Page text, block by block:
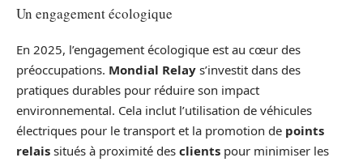
Un engagement écologique
En 2025, l’engagement écologique est au cœur des
préoccupations. Mondial Relay s’investit dans des
pratiques durables pour réduire son impact
environnemental. Cela inclut l’utilisation de véhicules
électriques pour le transport et la promotion de points
relais situés à proximité des clients pour minimiser les